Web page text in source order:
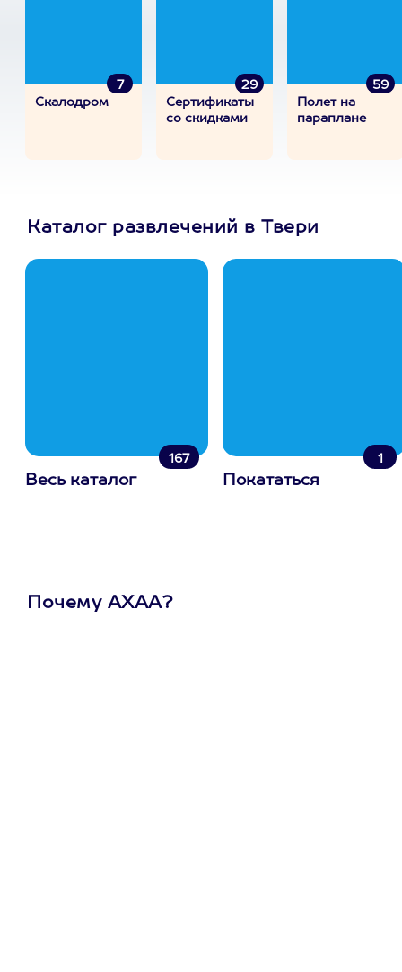
7
Скалодром
29
Сертификаты
со скидками
59
Полет на
параплане
Каталог развлечений в Твери
167
Весь каталог
1
Покататься
Почему АХАА?